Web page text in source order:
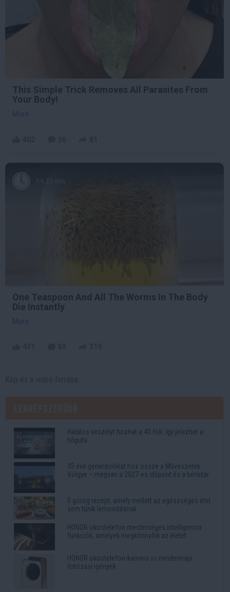
This Simple Trick Removes All Parasites From
Your Body!
More
One Teaspoon And All The Worms In The Body
Die Instantly
More
Halálos veszélyt hozhat a 40 fok: így jelezhet a
hőguta
35 éve generációkat hoz össze a Művészetek
Völgye – megvan a 2027-es időpont és a bérletár
5 görög recept, amely mellett az egészséges étel
sem tűnik lemondásnak
HONOR okostelefon mesterséges intelligencia
funkciók, amelyek megkönnyítik az életet
HONOR okostelefon-kamera vs mindennapi
fotózási igények